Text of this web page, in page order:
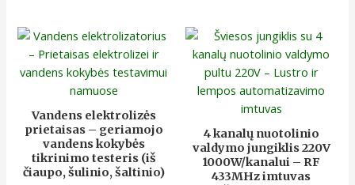
Vandens elektrolizės
prietaisas – geriamojo
vandens kokybės
tikrinimo testeris (iš
čiaupo, šulinio, šaltinio)
4 kanalų nuotolinio
valdymo jungiklis 220V
1000W/kanalui – RF
433MHz imtuvas